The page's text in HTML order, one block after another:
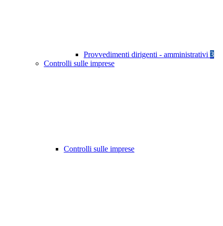
Provvedimenti dirigenti - amministrativi 3
Controlli sulle imprese
Controlli sulle imprese